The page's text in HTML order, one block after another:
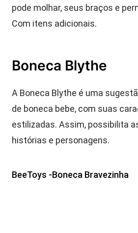
pode molhar, seus braços e
Com itens adicionais.
Boneca Blythe
A Boneca Blythe é uma
de boneca bebe, com suas
estilizadas. Assim, possibilita
histórias e personagens.
BeeToys -Boneca Bravezinha